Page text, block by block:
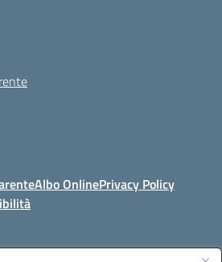
Albo OnlinePrivacy Policy